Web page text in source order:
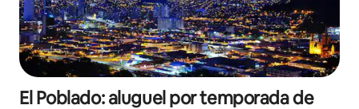
El Poblado: aluguel por temporada de